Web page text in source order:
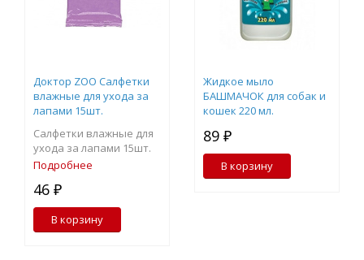
Доктор ZOO Салфетки
влажные для ухода за
лапами 15шт.
Салфетки влажные для
ухода за лапами 15шт.
Подробнее
46 ₽
В корзину
Жидкое мыло
БАШМАЧОК для собак и
кошек 220 мл.
89 ₽
В корзину